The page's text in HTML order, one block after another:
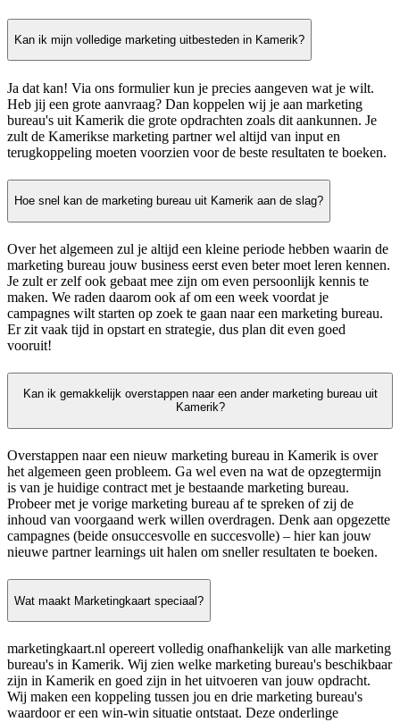
Kan ik mijn volledige marketing uitbesteden in Kamerik?
Ja dat kan! Via ons formulier kun je precies aangeven wat je wilt.
Heb jij een grote aanvraag? Dan koppelen wij je aan marketing
bureau's uit Kamerik die grote opdrachten zoals dit aankunnen. Je
zult de Kamerikse marketing partner wel altijd van input en
terugkoppeling moeten voorzien voor de beste resultaten te boeken.
Hoe snel kan de marketing bureau uit Kamerik aan de slag?
Over het algemeen zul je altijd een kleine periode hebben waarin de
marketing bureau jouw business eerst even beter moet leren kennen.
Je zult er zelf ook gebaat mee zijn om even persoonlijk kennis te
maken. We raden daarom ook af om een week voordat je
campagnes wilt starten op zoek te gaan naar een marketing bureau.
Er zit vaak tijd in opstart en strategie, dus plan dit even goed
vooruit!
Kan ik gemakkelijk overstappen naar een ander marketing bureau uit
Kamerik?
Overstappen naar een nieuw marketing bureau in Kamerik is over
het algemeen geen probleem. Ga wel even na wat de opzegtermijn
is van je huidige contract met je bestaande marketing bureau.
Probeer met je vorige marketing bureau af te spreken of zij de
inhoud van voorgaand werk willen overdragen. Denk aan opgezette
campagnes (beide onsuccesvolle en succesvolle) – hier kan jouw
nieuwe partner learnings uit halen om sneller resultaten te boeken.
Wat maakt Marketingkaart speciaal?
marketingkaart.nl opereert volledig onafhankelijk van alle marketing
bureau's in Kamerik. Wij zien welke marketing bureau's beschikbaar
zijn in Kamerik en goed zijn in het uitvoeren van jouw opdracht.
Wij maken een koppeling tussen jou en drie marketing bureau's
waardoor er een win-win situatie ontstaat. Deze onderlinge